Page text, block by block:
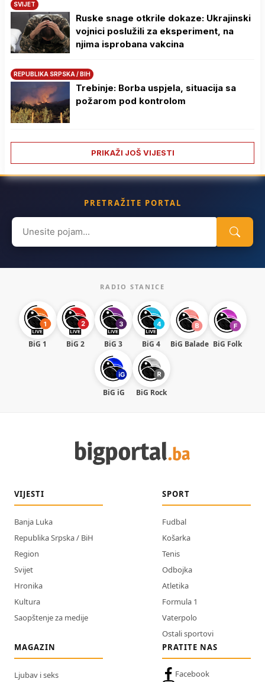
SVIJET
Ruske snage otkrile dokaze: Ukrajinski
vojnici poslužili za eksperiment, na
njima isprobana vakcina
REPUBLIKA SRPSKA / BIH
Trebinje: Borba uspjela, situacija sa
požarom pod kontrolom
PRIKAŽI JOŠ VIJESTI
PRETRAŽITE PORTAL
Search
for:
RADIO STANICE
BiG 1 BiG 2 BiG 3 BiG 4 BiG Balade BiG Folk
BiG iG BiG Rock
VIJESTI
Banja Luka
Republika Srpska / BiH
Region
Svijet
Hronika
Kultura
Saopštenje za medije
SPORT
Fudbal
Košarka
Tenis
Odbojka
Atletika
Formula 1
Vaterpolo
Ostali sportovi
MAGAZIN
Ljubav i seks
PRATITE NAS
Facebook